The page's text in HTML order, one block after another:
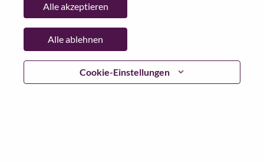
Cookie-Einstellungen
Alle akzeptieren
Alle ablehnen
Go Back